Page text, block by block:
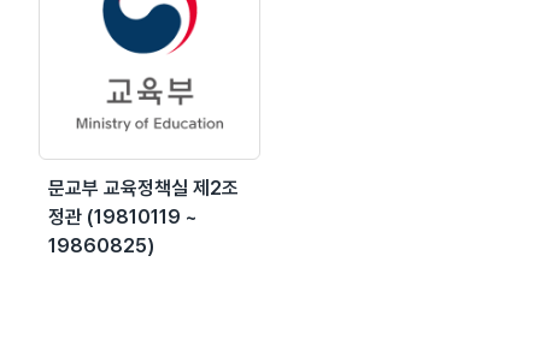
문교부 교육정책실 제2조
정관 (19810119 ~
19860825)